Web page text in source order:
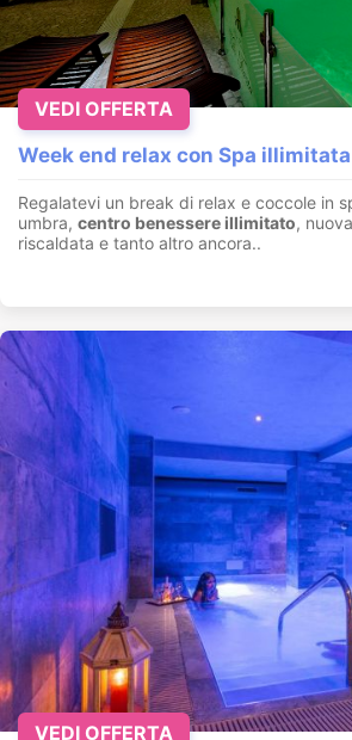
Week end relax con Spa
Regalatevi un break di relax e coccole in
umbra, centro benessere illimitato,
riscaldata e tanto altro ancora..
VEDI OFFERTA
VEDI OFFERTA